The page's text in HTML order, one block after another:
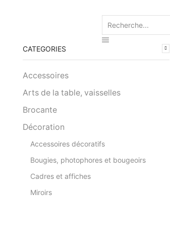
CATEGORIES
Accessoires
Arts de la table, vaisselles
Brocante
Décoration
Accessoires décoratifs
Bougies, photophores et bougeoirs
Cadres et affiches
Miroirs